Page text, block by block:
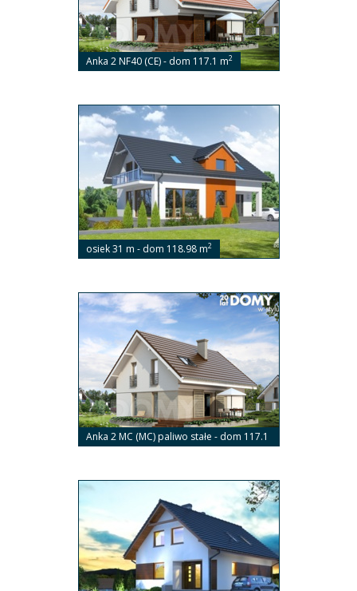
Anka 2 NF40 (CE) - dom 117.1 m2
osiek 31 m - dom 118.98 m2
Anka 2 MC (MC) paliwo stałe - dom 117.1